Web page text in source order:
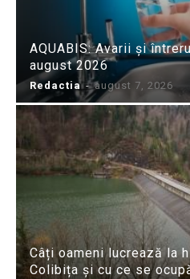
AQUABIS: Avarii și
august 2026
Redactia - august 7, 2026
Câți oameni lucrează la
Colibița și cu ce se